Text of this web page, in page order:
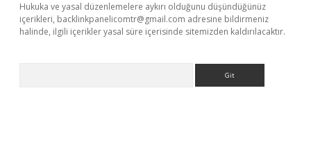
Hukuka ve yasal düzenlemelere aykırı olduğunu düşündüğünüz
içerikleri, backlinkpanelicomtr@gmail.com adresine bildirmeniz
halinde, ilgili içerikler yasal süre içerisinde sitemizden kaldırılacaktır.